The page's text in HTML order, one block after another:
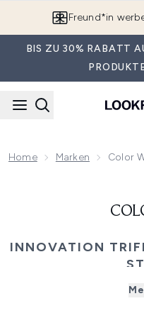
Freund*in
BIS ZU 30% RABATT
Home Marken Color
INNOVATION
Color Wow